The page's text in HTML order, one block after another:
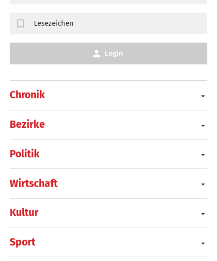
Chronik
Bezirke
Politik
Wirtschaft
Kultur
Sport
Lesezeichen
Login